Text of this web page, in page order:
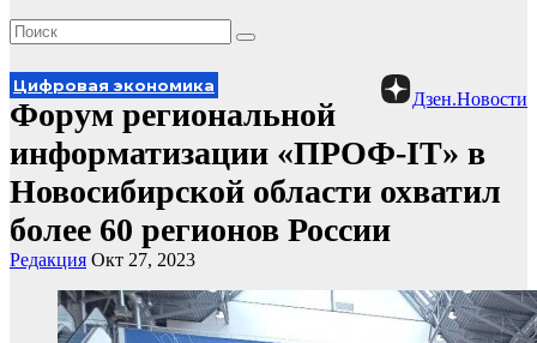
Дзен.Новости
Цифровая экономика
Форум региональной
информатизации «ПРОФ-IT» в
Новосибирской области охватил
более 60 регионов России
Редакция Окт 27, 2023